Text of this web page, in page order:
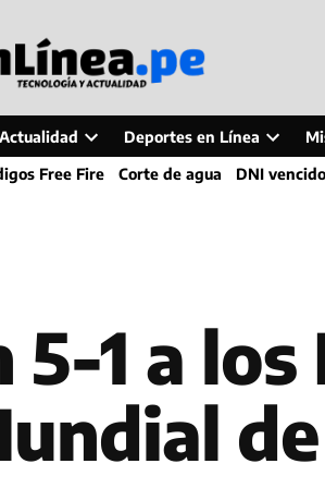
Actualidad
Open
dropdown
Deportes en Línea
Open
dropdown
Free Fire Corte de agua DNI vencido
1 a los